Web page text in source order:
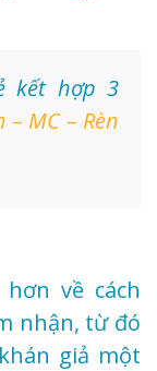
kết hợp 3
MC – Rèn
về cách
nhận, từ đó
giả một